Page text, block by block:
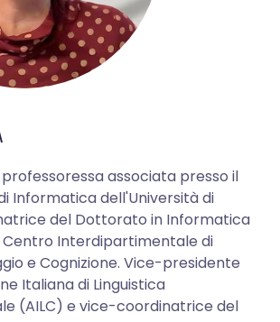
associata presso il
Informatica dell'Università di
del Dottorato in Informatica
Interdipartimentale di
e Cognizione. Vice-presidente
Italiana di Linguistica
(AILC) e vice-coordinatrice del